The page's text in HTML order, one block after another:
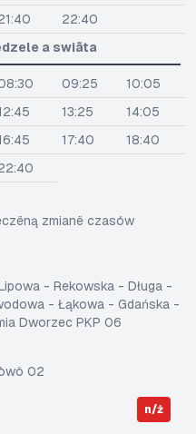
02
n/ż
22:40
a swiãta
09:25
10:05
13:25
14:05
17:40
18:40
zmianë czasów
- Rekowska - Długa -
- Łąkowa - Gdańska -
Dworzec PKP 06